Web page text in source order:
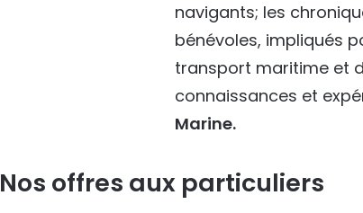
navigants; les
bénévoles, impliqués
transport maritime et
connaissances et
Marine.
Nos offres aux particuliers